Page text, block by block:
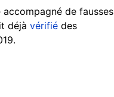
de fausses
déjà vérifié des